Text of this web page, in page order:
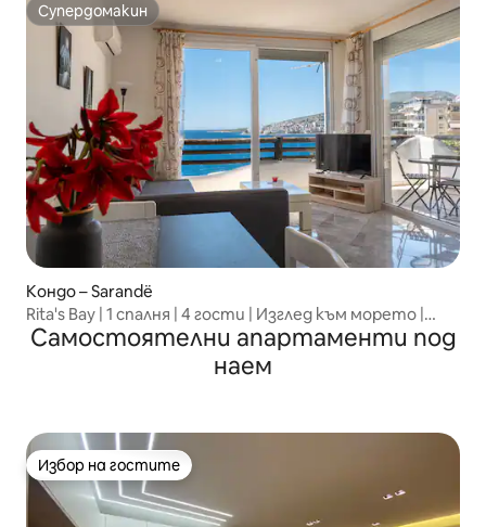
Супердомакин
Супердомакин
Кондо – Sarandë
Rita's Bay | 1 спалня | 4 гости | Изглед към морето |
Паркинг
Самостоятелни апартаменти под
наем
Избор на гостите
Избор на гостите